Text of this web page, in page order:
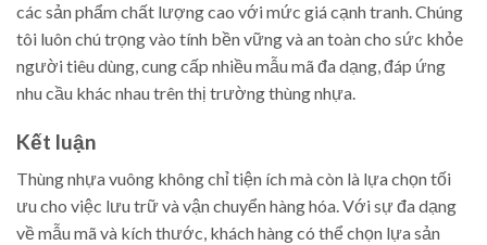
các sản phẩm chất lượng cao với mức giá cạnh tranh. Chúng
tôi luôn chú trọng vào tính bền vững và an toàn cho sức khỏe
người tiêu dùng, cung cấp nhiều mẫu mã đa dạng, đáp ứng
nhu cầu khác nhau trên thị trường thùng nhựa.
Kết luận
Thùng nhựa vuông không chỉ tiện ích mà còn là lựa chọn tối
ưu cho việc lưu trữ và vận chuyển hàng hóa. Với sự đa dạng
về mẫu mã và kích thước, khách hàng có thể chọn lựa sản